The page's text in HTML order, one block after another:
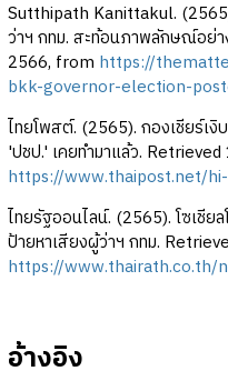
Sutthipath Kanittakul.
ว่าฯ กทม. สะท้อนภาพลักษณ์อย่
2566, from https://
bkk-governor-election-
ไทยโพสต์. (2565). กองเชียร์เงิ
'ปชป.' เคยทำมาแล้ว.
https://www.thaipost.net/
ไทยรัฐออนไลน์. (2565). โซเชีย
ป้ายหาเสียงผู้ว่าฯ กทม.
https://www.thairath.co.th/
อ้างอิง